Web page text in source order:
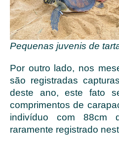
Pequenas juvenis de
Por outro lado, nos
são registradas
deste ano, este fato
comprimentos de
indivíduo com 88cm
raramente registrado